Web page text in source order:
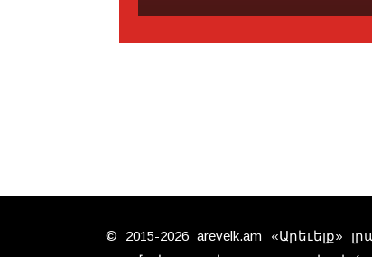
© 2015-2026 arevelk.am «Արեւելք»